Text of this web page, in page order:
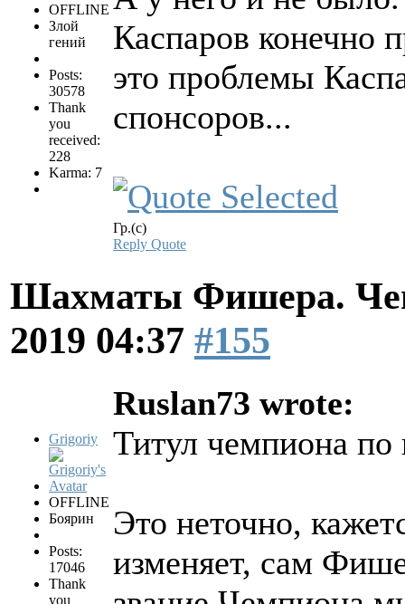
OFFLINE
Злой
гений
Posts:
30578
Thank
you
received:
228
Karma: 7
Каспаров конечно
это проблемы
спонсоров...
Гр.(с)
Reply Quote
Шахматы Фишера.
2019 04:37 #155
Grigoriy
OFFLINE
Боярин
Posts:
17046
Thank
you
Ruslan73 wrote:
Титул чемпиона
Это неточно,
изменяет, сам